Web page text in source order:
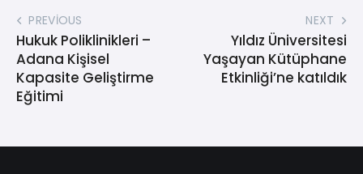
PREVIOUS
Hukuk Poliklinikleri –
Adana Kişisel
Kapasite Geliştirme
Eğitimi
NEXT
Yıldız Üniversitesi
Yaşayan Kütüphane
Etkinliği’ne katıldık